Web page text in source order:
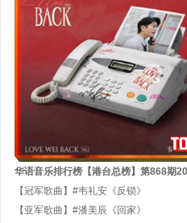
华语音乐排行榜【港台总榜】第868期
【冠军歌曲】#韦礼安《反锁》
【亚军歌曲】#潘美辰《回家》